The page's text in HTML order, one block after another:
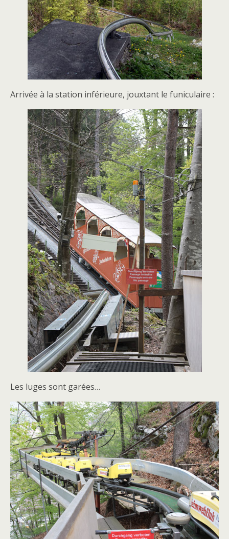
Arrivée à la station inférieure, jouxtant le funiculaire :
Les luges sont garées…